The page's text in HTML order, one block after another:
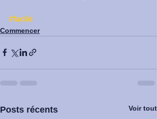
#facile
Commencer
Posts récents Voir tout